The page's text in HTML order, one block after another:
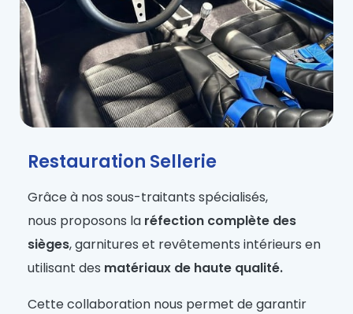
Restauration Sellerie
Grâce à nos sous-traitants spécialisés,
nous proposons la réfection complète des
sièges, garnitures et revêtements intérieurs en
utilisant des matériaux de haute qualité.
Cette collaboration nous permet de garantir